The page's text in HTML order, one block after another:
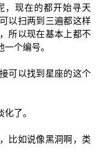
，现在的都开始寻天
以扫两到三遍都这样
所以现在基本上都不
个编号。
可以找到星座的这个
了。
比如说像黑洞啊，类